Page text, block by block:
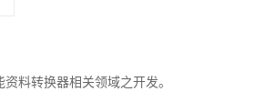
料转换器相关领域之开发。